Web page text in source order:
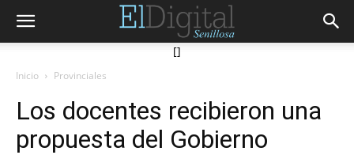
[]
Inicio Provinciales
Los docentes recibieron una
propuesta del Gobierno